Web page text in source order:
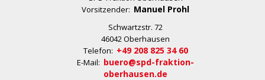
Vorsitzender: Manuel Prohl
Schwartzstr. 72
46042 Oberhausen
Telefon: +49 208 825 34 60
E-Mail: buero@spd-fraktion-
oberhausen.de